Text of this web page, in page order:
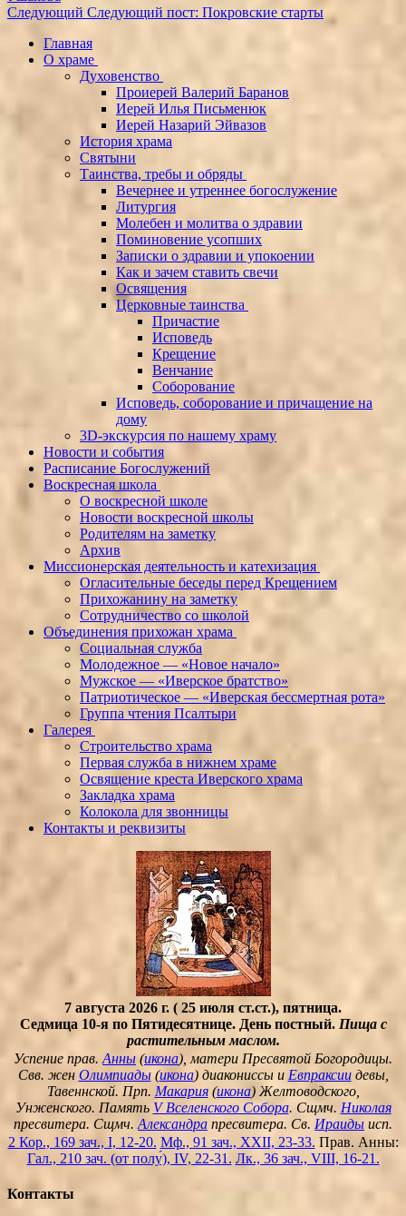
Следующий Следующий пост: Покровские старты
Главная
О храме
Духовенство
Проиерей Валерий Баранов
Иерей Илья Письменюк
Иерей Назарий Эйвазов
История храма
Святыни
Таинства, требы и обряды
Вечернее и утреннее богослужение
Литургия
Молебен и молитва о здравии
Поминовение усопших
Записки о здравии и упокоении
Как и зачем ставить свечи
Освящения
Церковные таинства
Причастие
Исповедь
Крещение
Венчание
Соборование
Исповедь, соборование и причащение на
дому
3D-экскурсия по нашему храму
Новости и события
Расписание Богослужений
Воскресная школа
О воскресной школе
Новости воскресной школы
Родителям на заметку
Архив
Миссионерская деятельность и катехизация
Огласительные беседы перед Крещением
Прихожанину на заметку
Сотрудничество со школой
Объединения прихожан храма
Социальная служба
Молодежное — «Новое начало»
Мужское — «Иверское братство»
Патриотическое — «Иверская бессмертная рота»
Группа чтения Псалтыри
Галерея
Строительство храма
Первая служба в нижнем храме
Освящение креста Иверского храма
Закладка храма
Колокола для звонницы
Контакты и реквизиты
7 августа 2026 г. ( 25 июля ст.ст.), пятница.
Седмица 10-я по Пятидесятнице. День постный. Пища с
растительным маслом.
Успение прав. Анны (икона), матери Пресвятой Богородицы.
Свв. жен Олимпиады(икона) диакониссы и Евпраксиидевы,
Тавеннской. Прп. Макария(икона) Желтоводского,
Унженского. Память V Вселенского Собора. Сщмч. Николая
пресвитера. Сщмч. Александра пресвитера. Св. Ираиды исп.
2 Кор., 169 зач., I, 12-20. Мф., 91 зач., XXII, 23-33. Прав. Анны:
Гал., 210 зач. (от полу́), IV, 22-31. Лк., 36 зач., VIII, 16-21.
Контакты